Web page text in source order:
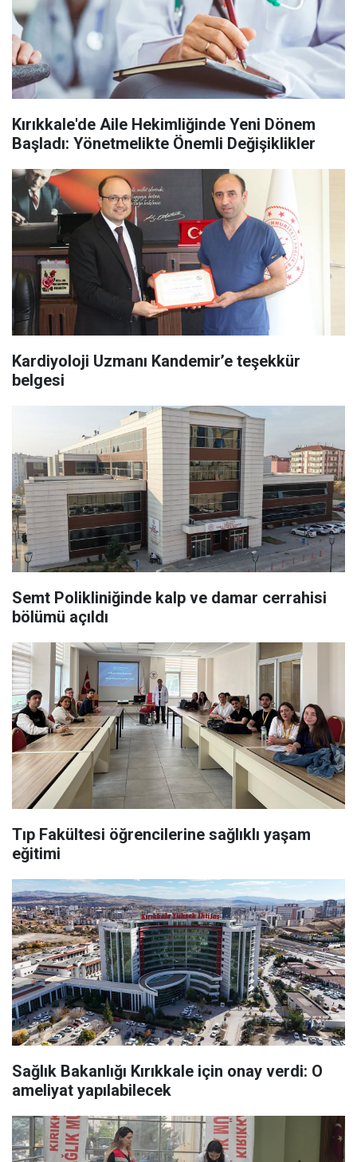
Kırıkkale'de Aile Hekimliğinde Yeni Dönem
Başladı: Yönetmelikte Önemli Değişiklikler
Kardiyoloji Uzmanı Kandemir’e teşekkür
belgesi
Semt Polikliniğinde kalp ve damar cerrahisi
bölümü açıldı
Tıp Fakültesi öğrencilerine sağlıklı yaşam
eğitimi
Sağlık Bakanlığı Kırıkkale için onay verdi: O
ameliyat yapılabilecek